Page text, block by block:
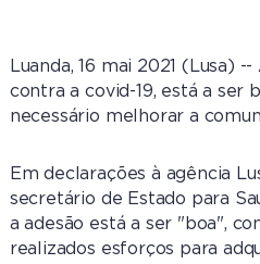
Luanda, 16 mai 2021 (Lusa)
contra a covid-19, está a ser
necessário melhorar a
Em declarações à agência
secretário de Estado para
a adesão está a ser "boa",
realizados esforços para